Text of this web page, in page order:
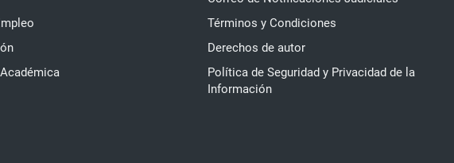
Términos y Condiciones
Derechos de autor
Política de Seguridad y Privacidad de la
Información